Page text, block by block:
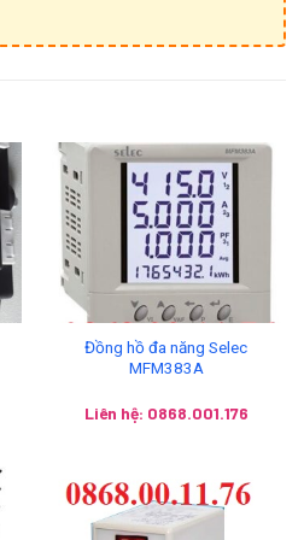
Đồng hồ đa năng Selec
MFM383A
Liên hệ: 0868.001.176